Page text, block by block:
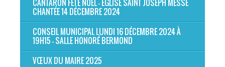
CANTARON FÊTE NOEL - EGLISE SAINT JOSEPH MESSE
CHANTÉE 14 DÉCEMBRE 2024
CONSEIL MUNICIPAL LUNDI 16 DÉCEMBRE 2024 À
19H15 - SALLE HONORÉ BERMOND
VŒUX DU MAIRE 2025